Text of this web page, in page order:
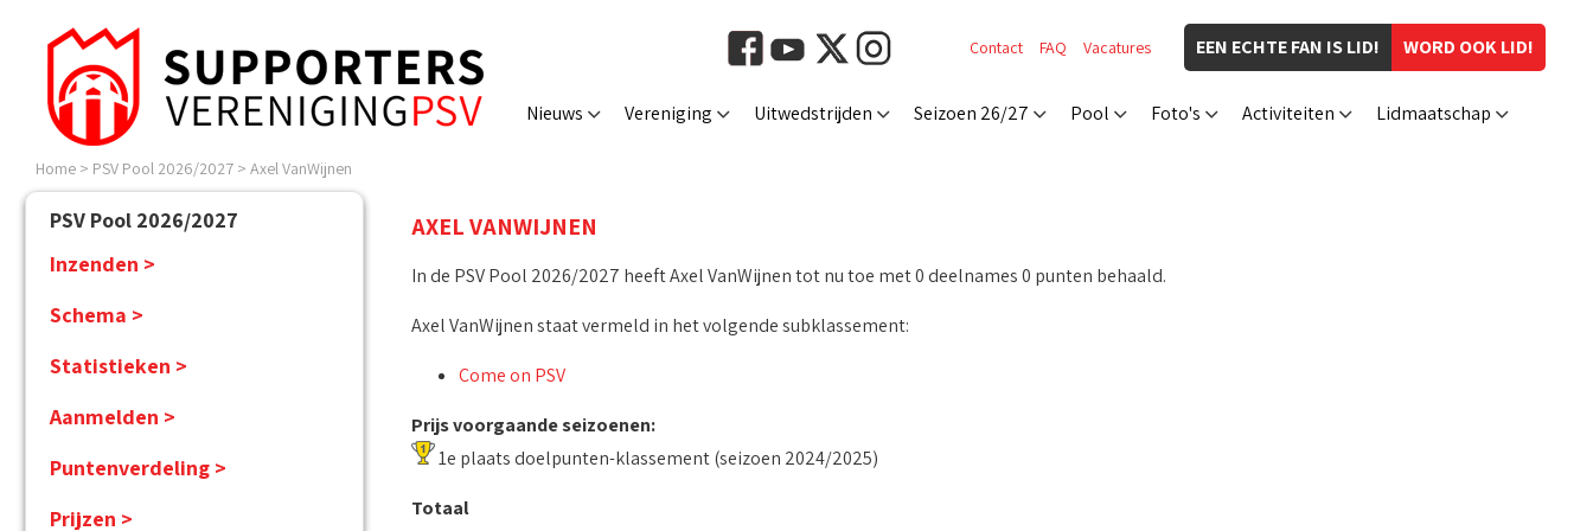
WORD OOK LID!
EEN ECHTE FAN IS LID!
Contact FAQ Vacatures
Nieuws Vereniging Uitwedstrijden Seizoen 26/27 Pool Foto's Activiteiten Lidmaatschap
Home > PSV Pool 2026/2027 > Axel VanWijnen
PSV Pool 2026/2027
Inzenden >
Schema >
Statistieken >
Aanmelden >
Puntenverdeling >
Prijzen >
AXEL VANWIJNEN
In de PSV Pool 2026/2027 heeft Axel VanWijnen tot nu toe met 0 deelnames 0 punten behaald.
Axel VanWijnen staat vermeld in het volgende subklassement:
Come on PSV
Prijs voorgaande seizoenen:
1e plaats doelpunten-klassement (seizoen 2024/2025)
Totaal